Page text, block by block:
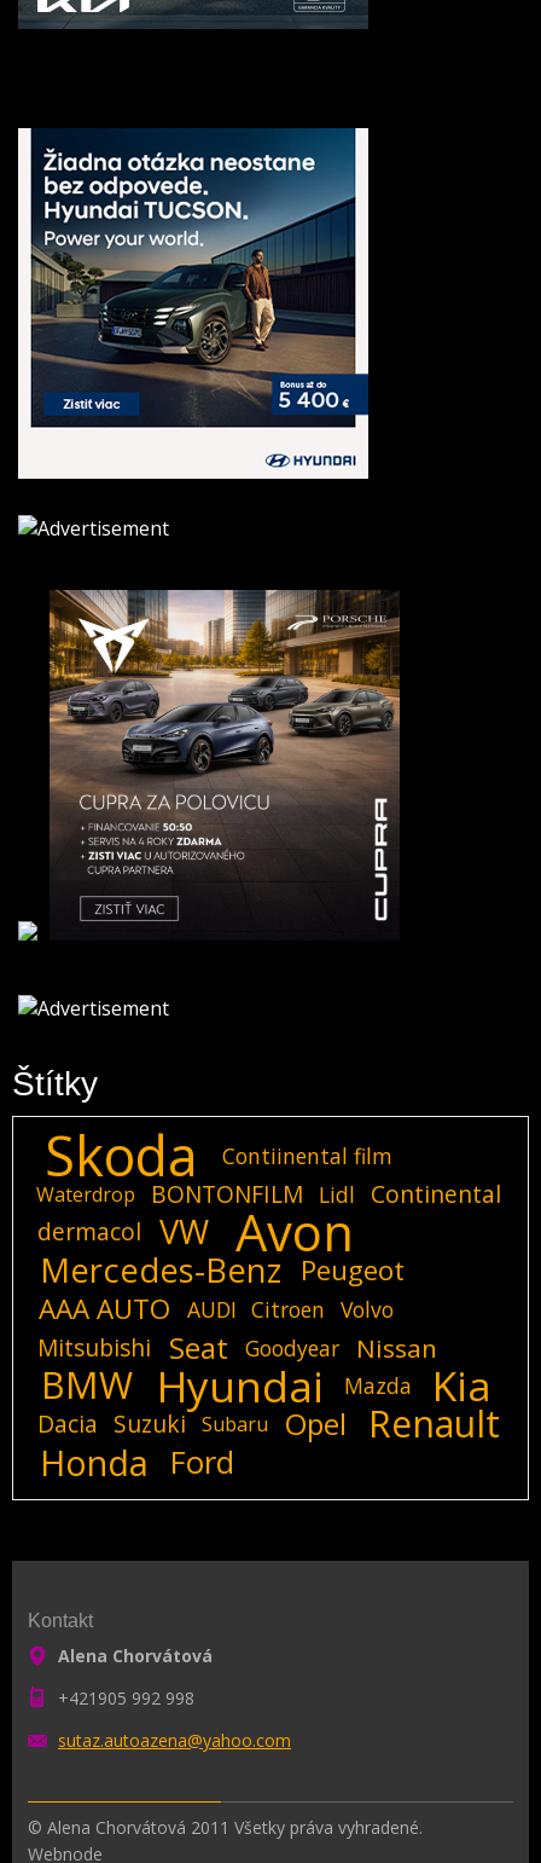
Štítky
Skoda Contiinental film
Waterdrop BONTONFILM Lidl
Continental
dermacol
VW Avon
Mercedes-Benz
Peugeot
AAA AUTO
AUDI Citroen Volvo
Mitsubishi Seat Goodyear Nissan
BMW Hyundai Mazda Kia
Dacia Suzuki Subaru Opel Renault
Honda Ford
Kontakt
Alena Chorvátová
+421905 992 998
sutaz.autoazena@yahoo.com
© Alena Chorvátová 2011 Všetky práva vyhradené.
Webnode